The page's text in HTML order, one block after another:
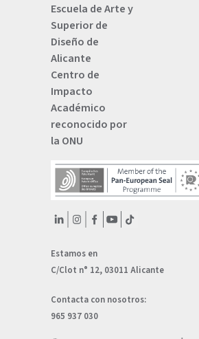
Escuela de Arte y
Superior de
Diseño de
Alicante
Centro de
Impacto
Académico
reconocido por
la ONU
Estamos en
C/Clot n° 12, 03011 Alicante
Contacta con nosotros:
965 937 030